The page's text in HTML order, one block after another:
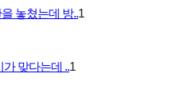
놓쳤는데 방..1
맞다는데 ..1